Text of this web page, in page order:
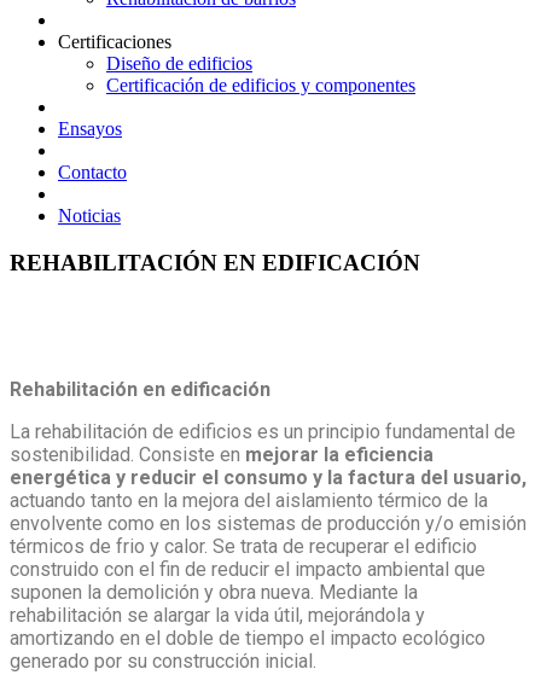
Certificaciones
Diseño de edificios
Certificación de edificios y componentes
Ensayos
Contacto
Noticias
REHABILITACIÓN EN EDIFICACIÓN
Rehabilitación en edificación
La rehabilitación de edificios es un principio fundamental de
sostenibilidad. Consiste en mejorar la eficiencia
energética y reducir el consumo y la factura del usuario,
actuando tanto en la mejora del aislamiento térmico de la
envolvente como en los sistemas de producción y/o emisión
térmicos de frio y calor. Se trata de recuperar el edificio
construido con el fin de reducir el impacto ambiental que
suponen la demolición y obra nueva. Mediante la
rehabilitación se alargar la vida útil, mejorándola y
amortizando en el doble de tiempo el impacto ecológico
generado por su construcción inicial.